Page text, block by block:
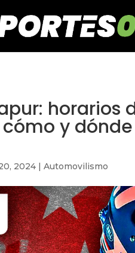
y
2024 |Automovilismo